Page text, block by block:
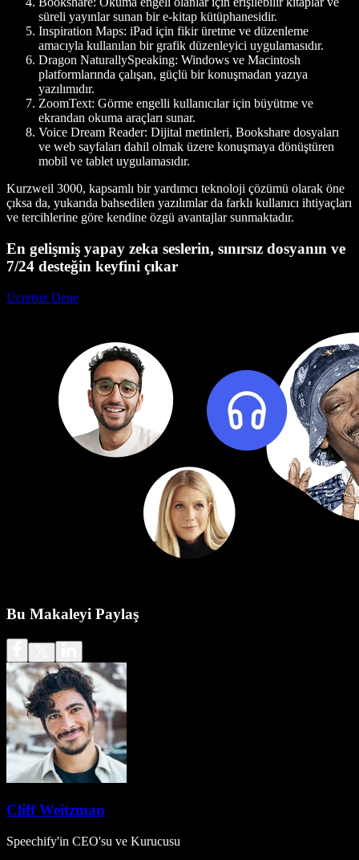
süreli yayınlar sunan bir e-kitap kütüphanesidir.
Inspiration Maps: iPad için fikir üretme ve düzenleme
amacıyla kullanılan bir grafik düzenleyici uygulamasıdır.
Dragon NaturallySpeaking: Windows ve Macintosh
platformlarında çalışan, güçlü bir konuşmadan yazıya
yazılımıdır.
ZoomText: Görme engelli kullanıcılar için büyütme ve
ekrandan okuma araçları sunar.
Voice Dream Reader: Dijital metinleri, Bookshare dosyaları
ve web sayfaları dahil olmak üzere konuşmaya dönüştüren
mobil ve tablet uygulamasıdır.
Kurzweil 3000, kapsamlı bir yardımcı teknoloji çözümü olarak öne
çıksa da, yukarıda bahsedilen yazılımlar da farklı kullanıcı ihtiyaçları
ve tercihlerine göre kendine özgü avantajlar sunmaktadır.
En gelişmiş yapay zeka seslerin, sınırsız dosyanın ve
7/24 desteğin keyfini çıkar
Ücretsiz Dene
Bu Makaleyi Paylaş
Cliff Weitzman
Speechify'in CEO'su ve Kurucusu